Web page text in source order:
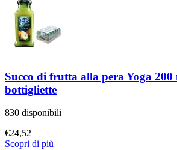
Succo di frutta alla pera Yoga 200
bottigliette
830 disponibili
€24,52
Scopri di più